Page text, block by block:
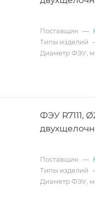
Поставщик —
Типы изделий
Диаметр ФЭУ,
ФЭУ R7111,
Поставщик —
Типы изделий
Диаметр ФЭУ,